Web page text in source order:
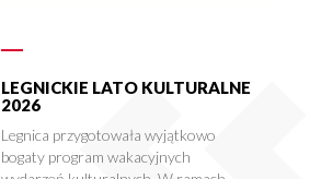
LEGNICKIE LATO KULTURALNE
2026
Legnica przygotowała wyjątkowo
bogaty program wakacyjnych